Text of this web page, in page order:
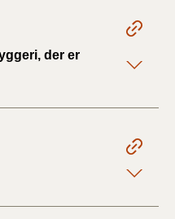
der er